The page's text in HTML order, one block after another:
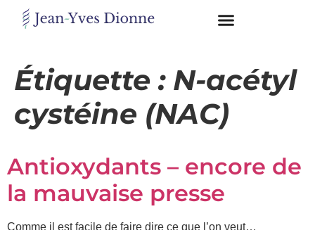
Étiquette : N-acétyl
cystéine (NAC)
Antioxydants – encore de
la mauvaise presse
Comme il est facile de faire dire ce que l’on veut…
en
contact
Obtenez
mon
pdf
"BONS
GRAS,